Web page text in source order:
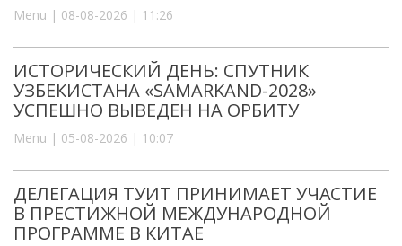
Menu | 08-08-2026 | 11:26
ИСТОРИЧЕСКИЙ ДЕНЬ: СПУТНИК
УЗБЕКИСТАНА «SAMARKAND-2028»
УСПЕШНО ВЫВЕДЕН НА ОРБИТУ
Menu | 05-08-2026 | 10:07
ДЕЛЕГАЦИЯ ТУИТ ПРИНИМАЕТ УЧАСТИЕ
В ПРЕСТИЖНОЙ МЕЖДУНАРОДНОЙ
ПРОГРАММЕ В КИТАЕ